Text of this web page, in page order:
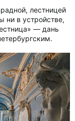
лестницей
ни в устройстве,
— дань